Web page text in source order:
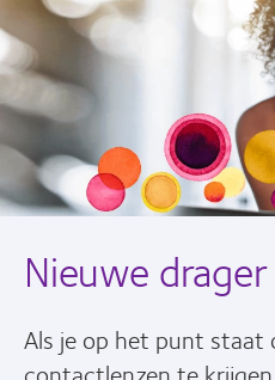
Nieuwe drager
Als je op het punt staat